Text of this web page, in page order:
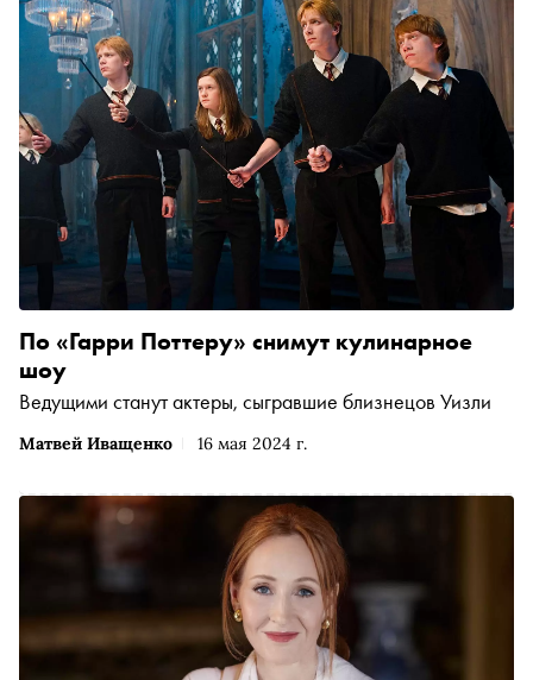
Матвей Иващенко 16 мая 2024 г.
По «Гарри Поттеру» снимут кулинарное
шоу
Ведущими станут актеры, сыгравшие близнецов Уизли